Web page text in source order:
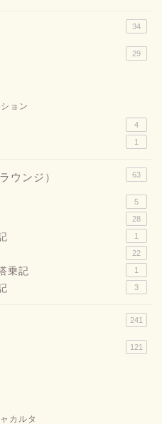
34
29
ョン
4
1
ウンジ） 63
5
28
1
22
乗記 1
3
241
121
カルタ